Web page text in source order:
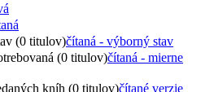
(0 titulov)čítaná - výborný stav
(0 titulov)čítaná - mierne
kníh (0 titulov)čítané verzie